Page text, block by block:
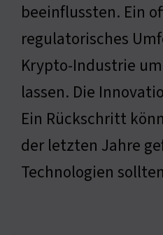
beeinflussten. Ein
regulatorisches
Krypto-Industrie
lassen. Die
Ein Rückschritt
der letzten Jahre
Technologien